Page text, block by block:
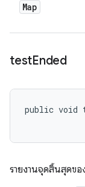
Map
testEnded
public void
รายงานจุดสิ้นสุดขอ